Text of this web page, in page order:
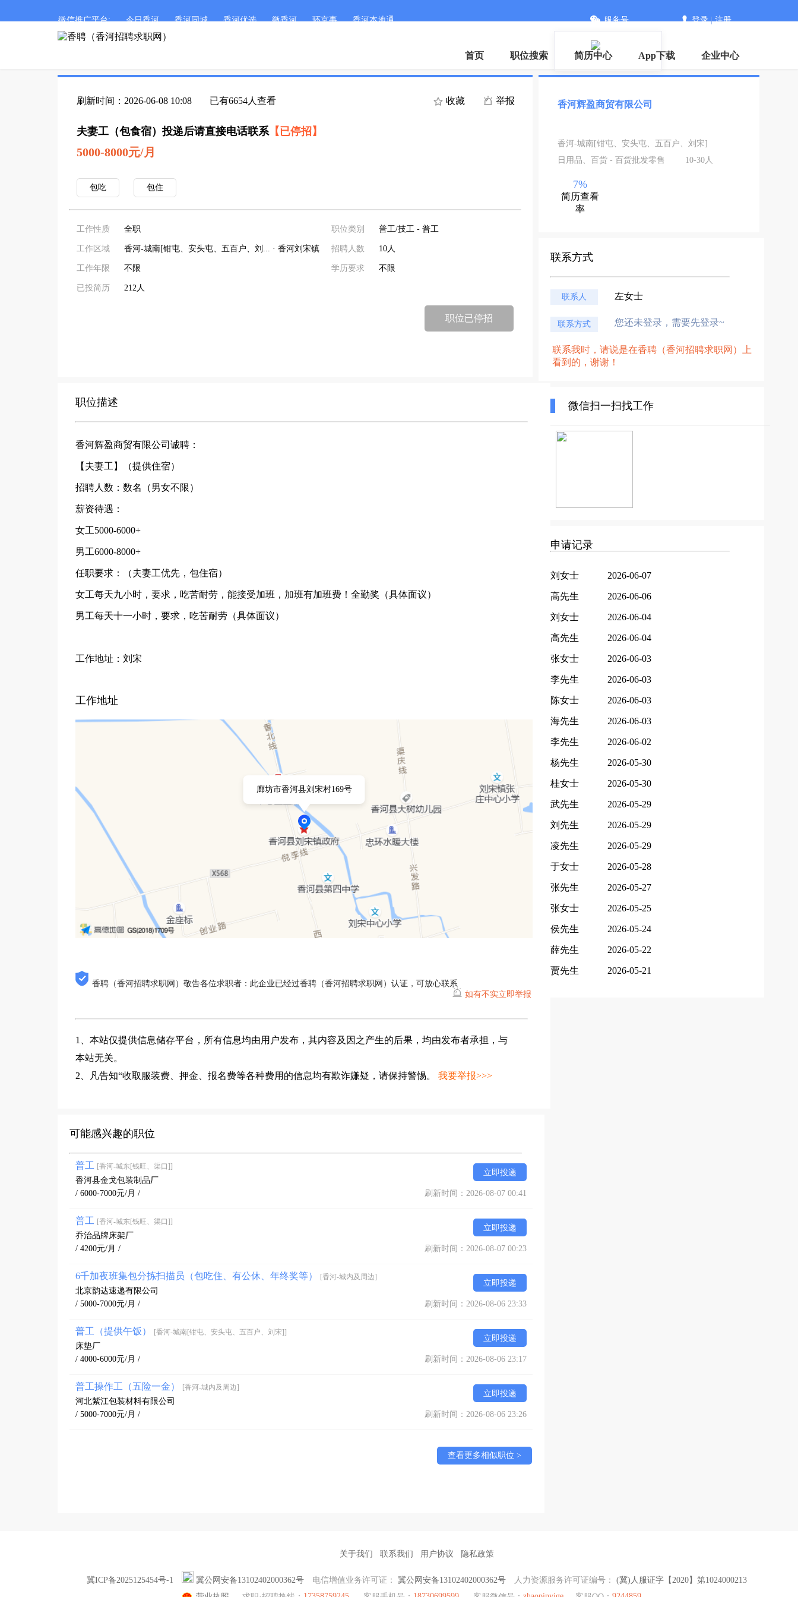
微信推广平台: 今日香河 香河同城 香河优选 微香河 环京事 香河本地通 服务号 登录|注册
首页 职位搜索 简历中心 App下载 企业中心
刷新时间：2026-06-08 10:08 已有6654人查看 收藏 举报
夫妻工（包食宿）投递后请直接电话联系【已停招】
5000-8000元/月
包吃 包住
工作性质 全职
工作区域 香河-城南[钳屯、安头屯、五百户、刘... · 香河刘宋镇
工作年限 不限
已投简历 212人
职位类别 普工/技工 - 普工
招聘人数 10人
学历要求 不限
职位已停招
职位描述
香河辉盈商贸有限公司诚聘：
【夫妻工】（提供住宿）
招聘人数：数名（男女不限）
薪资待遇：
女工5000-6000+
男工6000-8000+
任职要求：（夫妻工优先，包住宿）
女工每天九小时，要求，吃苦耐劳，能接受加班，加班有加班费！全勤奖（具体面议）
男工每天十一小时，要求，吃苦耐劳（具体面议）
工作地址：刘宋
工作地址
廊坊市香河县刘宋村169号
香聘（香河招聘求职网）敬告各位求职者：此企业已经过香聘（香河招聘求职网）认证，可放心联系
如有不实立即举报
1、本站仅提供信息储存平台，所有信息均由用户发布，其内容及因之产生的后果，均由发布者承担，与
本站无关。
2、凡告知“收取服装费、押金、报名费等各种费用的信息均有欺诈嫌疑，请保持警惕。 我要举报>>>
可能感兴趣的职位
普工 [香河-城东[钱旺、渠口]]
立即投递
香河县金戈包装制品厂
/ 6000-7000元/月 /
刷新时间：2026-08-07 00:41
普工 [香河-城东[钱旺、渠口]]
立即投递
乔治品牌床架厂
/ 4200元/月 /
刷新时间：2026-08-07 00:23
6千加夜班集包分拣扫描员（包吃住、有公休、年终奖等） [香河-城内及周边]
立即投递
北京韵达速递有限公司
/ 5000-7000元/月 /
刷新时间：2026-08-06 23:33
普工（提供午饭） [香河-城南[钳屯、安头屯、五百户、刘宋]]
立即投递
床垫厂
/ 4000-6000元/月 /
刷新时间：2026-08-06 23:17
普工操作工（五险一金） [香河-城内及周边]
立即投递
河北紫江包装材料有限公司
/ 5000-7000元/月 /
刷新时间：2026-08-06 23:26
查看更多相似职位 >
香河辉盈商贸有限公司
香河-城南[钳屯、安头屯、五百户、刘宋]
日用品、百货 - 百货批发零售
10-30人
7%
简历查看
率
联系方式
联系人 左女士
联系方式 您还未登录，需要先登录~
联系我时，请说是在香聘（香河招聘求职网）上
看到的，谢谢！
微信扫一扫找工作
申请记录
刘女士 2026-06-07
高先生 2026-06-06
刘女士 2026-06-04
高先生 2026-06-04
张女士 2026-06-03
李先生 2026-06-03
陈女士 2026-06-03
海先生 2026-06-03
李先生 2026-06-02
杨先生 2026-05-30
桂女士 2026-05-30
武先生 2026-05-29
刘先生 2026-05-29
凌先生 2026-05-29
于女士 2026-05-28
张先生 2026-05-27
张女士 2026-05-25
侯先生 2026-05-24
薛先生 2026-05-22
贾先生 2026-05-21
关于我们 联系我们 用户协议 隐私政策
冀ICP备2025125454号-1 冀公网安备13102402000362号 电信增值业务许可证： 冀公网安备13102402000362号 人力资源服务许可证编号： (冀)人服证字【2020】第1024000213